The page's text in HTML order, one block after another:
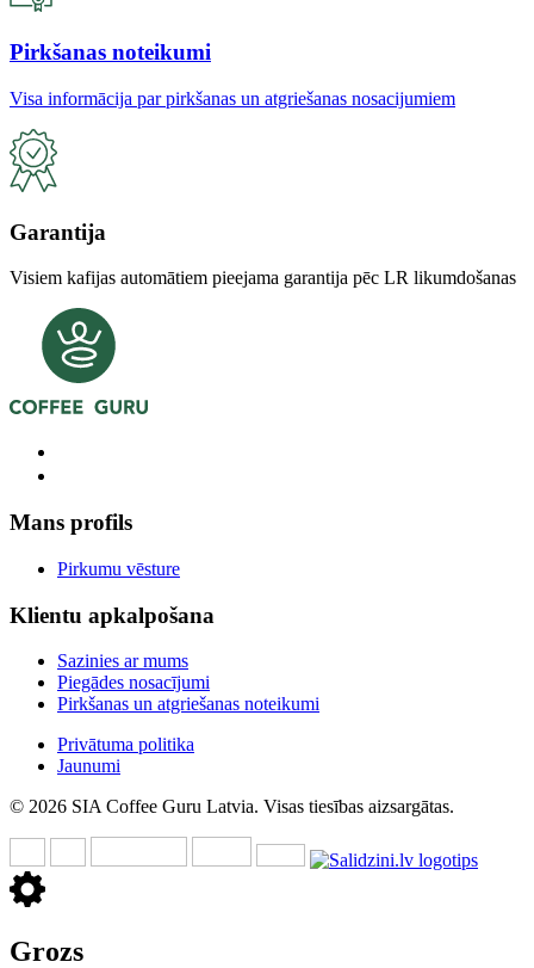
Pirkšanas noteikumi
Visa informācija par pirkšanas un atgriešanas nosacijumiem
Garantija
Visiem kafijas automātiem pieejama garantija pēc LR likumdošanas
Mans profils
Pirkumu vēsture
Klientu apkalpošana
Sazinies ar mums
Piegādes nosacījumi
Pirkšanas un atgriešanas noteikumi
Privātuma politika
Jaunumi
© 2026 SIA Coffee Guru Latvia. Visas tiesības aizsargātas.
Grozs